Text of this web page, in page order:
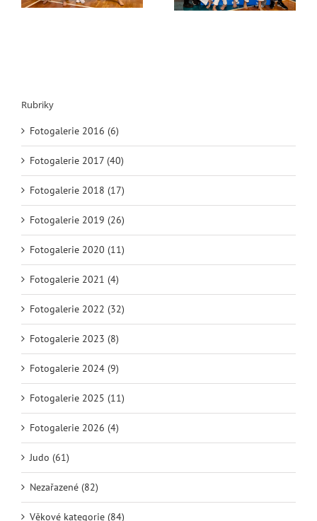
Rubriky
Fotogalerie 2016 (6)
Fotogalerie 2017 (40)
Fotogalerie 2018 (17)
Fotogalerie 2019 (26)
Fotogalerie 2020 (11)
Fotogalerie 2021 (4)
Fotogalerie 2022 (32)
Fotogalerie 2023 (8)
Fotogalerie 2024 (9)
Fotogalerie 2025 (11)
Fotogalerie 2026 (4)
Judo (61)
Nezařazené (82)
Věkové kategorie (84)